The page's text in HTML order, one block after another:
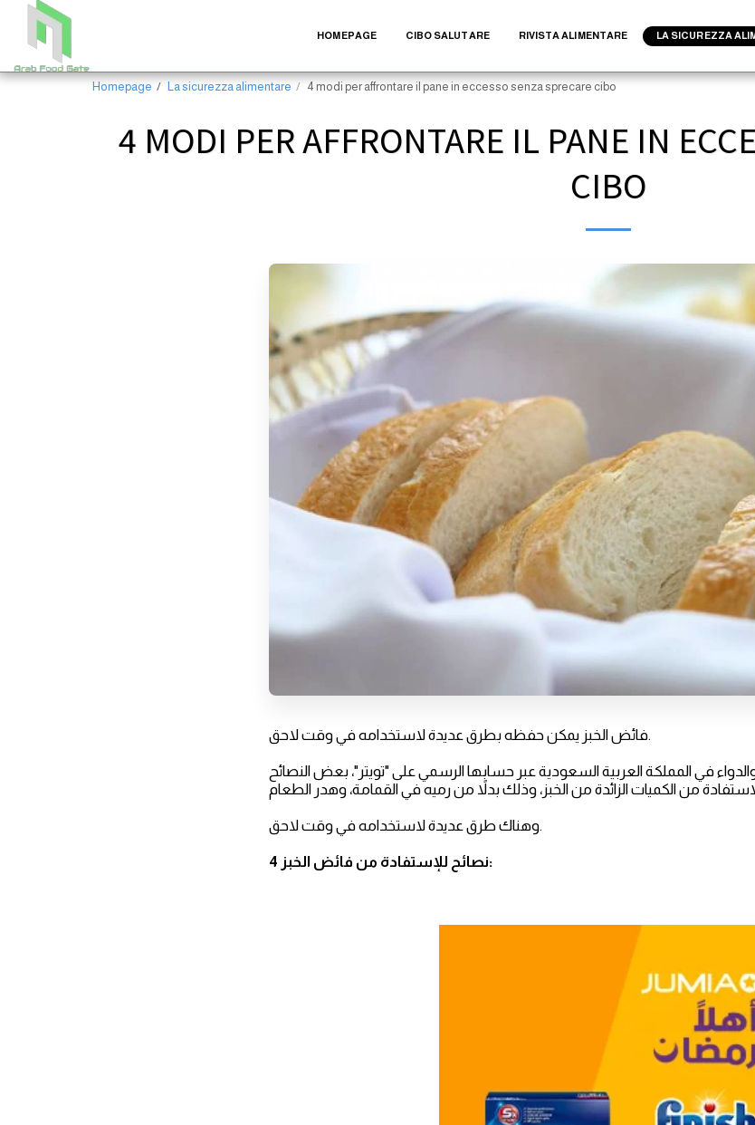
HOMEPAGE CIBO SALUTARE RIVISTA ALIMENTARE LA SICUREZZA
Homepage La sicurezza alimentare 4 modi per affrontare il pane in eccesso senza sprecare cibo
4 MODI PER AFFRONTARE IL PANE IN
CIBO
فائض الخبز يمكن حفظه بطرق عديدة لاستخدامه في وقت لاحق.
في المملكة العربية السعودية عبر حسابها الرسمي على "تويتر"، بعض النصائح
وهناك طرق عديدة لاستخدامه في وقت لاحق.
4 نصائح للإستفادة من فائض الخبز: